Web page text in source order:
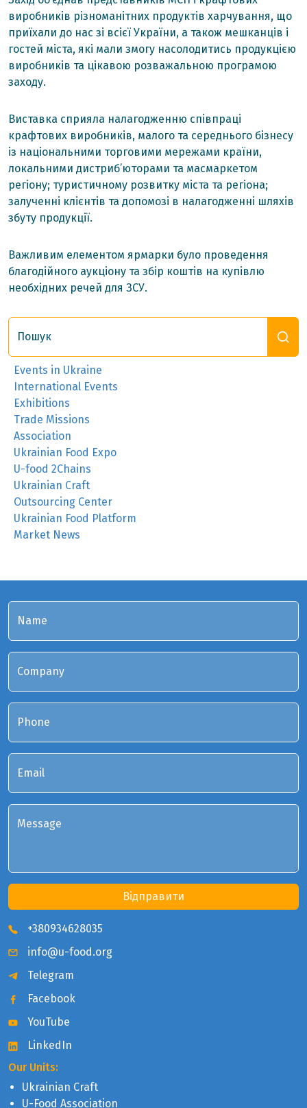
виробників різноманітних продуктів харчування, що
приїхали до нас зі всієї України, а також мешканців і
гостей міста, які мали змогу насолодитись продукцією
виробників та цікавою розважальною програмою
заходу.
Виставка сприяла налагодженню співпраці
крафтових виробників, малого та середнього бізнесу
із національними торговими мережами країни,
локальними дистриб’юторами та масмаркетом
регіону; туристичному розвитку міста та регіона;
залученні клієнтів та допомозі в налагодженні шляхів
збуту продукції.
Важливим елементом ярмарки було проведення
благодійного аукціону та збір коштів на купівлю
необхідних речей для ЗСУ.
Пошук
Events in Ukraine
International Events
Exhibitions
Trade Missions
Association
Ukrainian Food Expo
U-food 2Chains
Ukrainian Craft
Outsourcing Center
Ukrainian Food Platform
Market News
+380934628035
info@u-food.org
Telegram
Facebook
YouTube
LinkedIn
Our Units:
Ukrainian Craft
U-Food Association
Name
Company
Phone
Email
Message
Відправити